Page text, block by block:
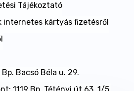
Tájékoztató
internetes kártyás fizetésről
Bacsó Béla u. 29.